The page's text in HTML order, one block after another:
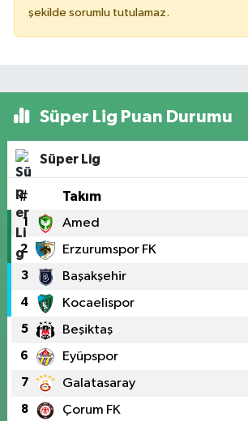
şekilde sorumlu tutulamaz.
Süper Lig Puan Durumu
Süper Lig
# Takım
1 Amed
2 Erzurumspor FK
3 Başakşehir
4 Kocaelispor
5 Beşiktaş
6 Eyüpspor
7 Galatasaray
8 Çorum FK